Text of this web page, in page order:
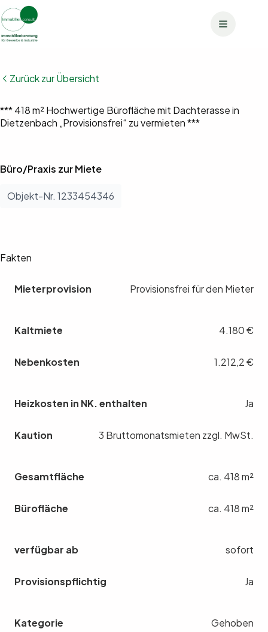
Zum
Inhalt
springen
Zurück zur Übersicht
*** 418 m² Hochwertige Bürofläche mit Dachterasse in
Dietzenbach „Provisionsfrei“ zu vermieten ***
Bilder anzeigen (16)
Büro/Praxis zur Miete
Objekt-Nr. 1233454346
Fakten
Mieterprovision Provisionsfrei für den Mieter
Kaltmiete 4.180 €
Nebenkosten 1.212,2 €
Heizkosten in NK. enthalten Ja
Kaution 3 Bruttomonatsmieten zzgl. MwSt.
Gesamtfläche ca. 418 m²
Bürofläche ca. 418 m²
verfügbar ab sofort
Provisionspflichtig Ja
Kategorie Gehoben